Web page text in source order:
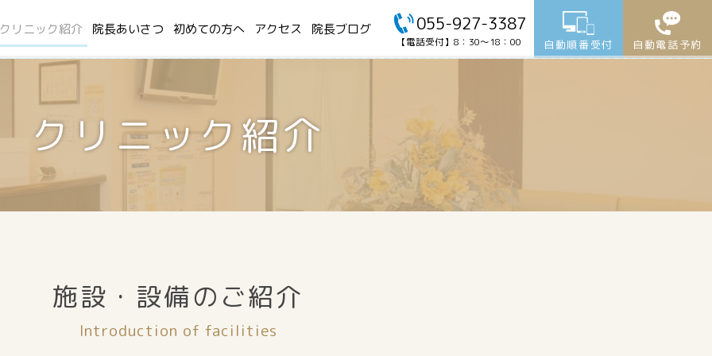
クリニック紹介 院長あいさつ 初めての方へ アクセス 院長ブログ 055-927-3387
【電話受付】8：30～18：00 自動順番受付 自動電話予約
クリニック紹介
施設・設備のご紹介
Introduction of facilities